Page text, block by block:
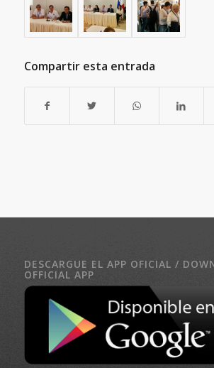
Compartir esta entrada
DESCARGUE EL APP OFICIAL /
OFFICIAL APP